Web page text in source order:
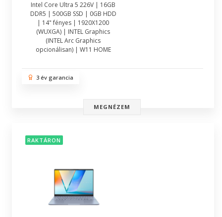
Intel Core Ultra 5 226V | 16GB
DDR5 | 500GB SSD | 0GB HDD
| 14" fényes | 1920X1200
(WUXGA) | INTEL Graphics
(INTEL Arc Graphics
opcionálisan) | W11 HOME
3 év garancia
MEGNÉZEM
RAKTÁRON